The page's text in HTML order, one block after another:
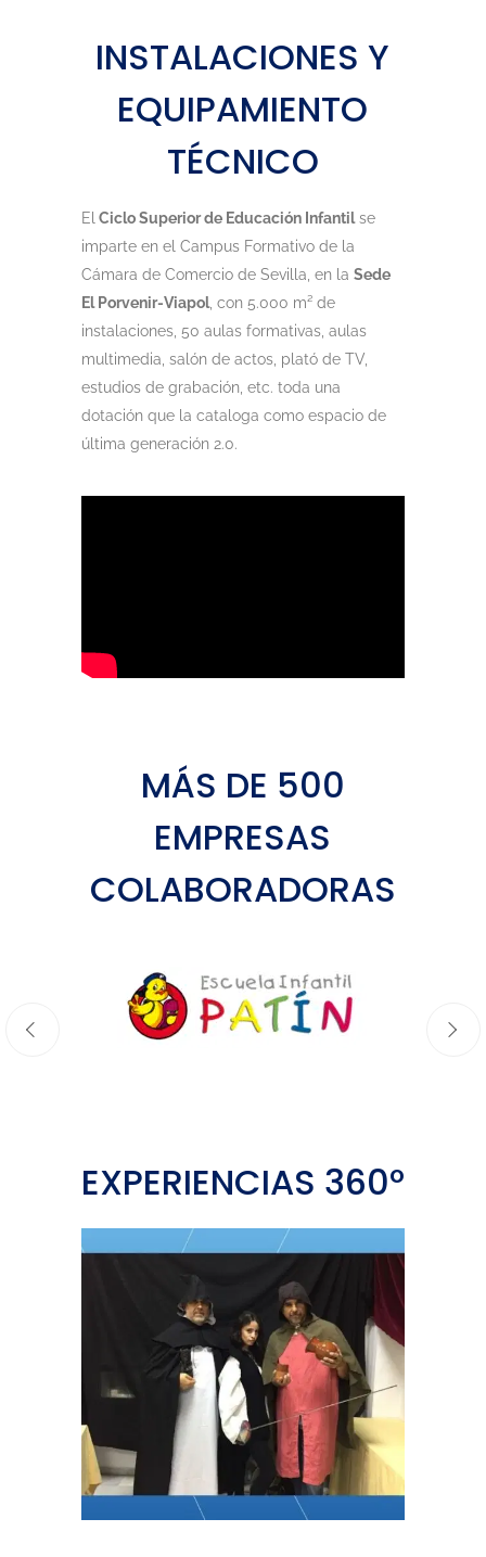
INSTALACIONES Y
EQUIPAMIENTO
TÉCNICO
ElCiclo Superior de Educación Infantilse
imparte en el Campus Formativo de la
Cámara de Comercio de Sevilla, en la Sede
El Porvenir-Viapol, con 5.000 m² de
instalaciones, 50 aulas formativas, aulas
multimedia, salón de actos, plató de TV,
estudios de grabación, etc. toda una
dotación que la cataloga como espacio de
última generación 2.0.
MÁS DE 500
EMPRESAS
COLABORADORAS
EXPERIENCIAS 360º